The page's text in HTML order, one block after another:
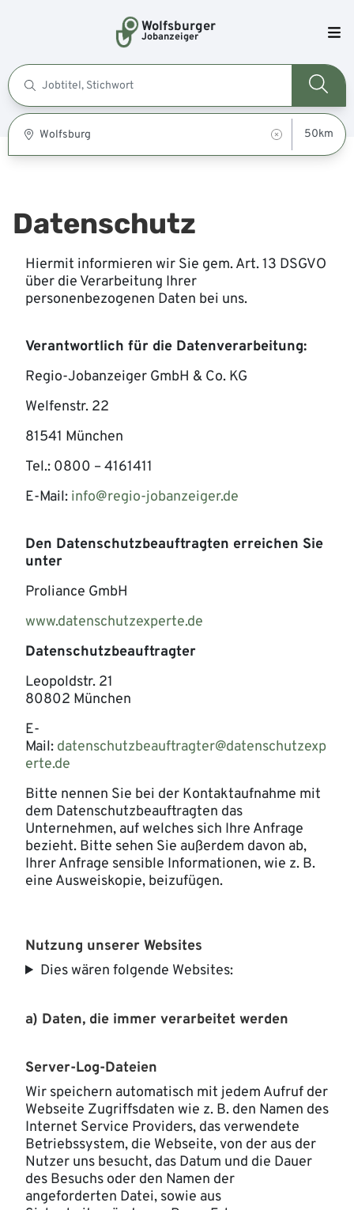
Wolfsburger
Jobanzeiger
Datenschutz
Hiermit informieren wir Sie gem. Art. 13 DSGVO
über die Verarbeitung Ihrer
personenbezogenen Daten bei uns.
Verantwortlich für die Datenverarbeitung:
Regio-Jobanzeiger GmbH & Co. KG
Welfenstr. 22
81541 München
Tel.: 0800 – 4161411
E-Mail: info@regio-jobanzeiger.de
Den Datenschutzbeauftragten erreichen Sie
unter
Proliance GmbH
www.datenschutzexperte.de
Datenschutzbeauftragter
Leopoldstr. 21
80802 München
E-
Mail: datenschutzbeauftragter@datenschutzexp
erte.de
Bitte nennen Sie bei der Kontaktaufnahme mit
dem Datenschutzbeauftragten das
Unternehmen, auf welches sich Ihre Anfrage
bezieht. Bitte sehen Sie außerdem davon ab,
Ihrer Anfrage sensible Informationen, wie z. B.
eine Ausweiskopie, beizufügen.
Nutzung unserer Websites
Dies wären folgende Websites:
a) Daten, die immer verarbeitet werden
Server-Log-Dateien
Wir speichern automatisch mit jedem Aufruf der
Webseite Zugriffsdaten wie z. B. den Namen des
Internet Service Providers, das verwendete
Betriebssystem, die Webseite, von der aus der
Nutzer uns besucht, das Datum und die Dauer
des Besuchs oder den Namen der
angeforderten Datei, sowie aus